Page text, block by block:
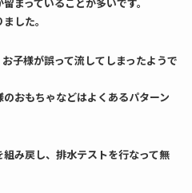
した。
子様が誤って流してしまったようで
おもちゃなどはよくあるパターン
み戻し、排水テストを行なって無